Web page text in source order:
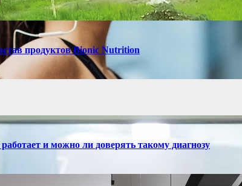
продуктов Bionic Nutrition
и можно ли доверять такому диагнозу